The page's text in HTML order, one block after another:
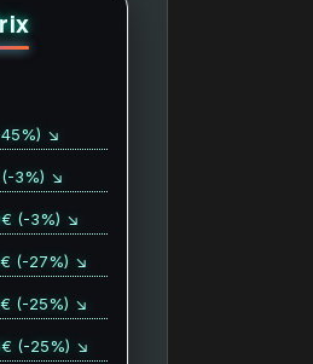
↘
(-3%) ↘
(-3%) ↘
(-27%) ↘
(-25%) ↘
(-25%) ↘